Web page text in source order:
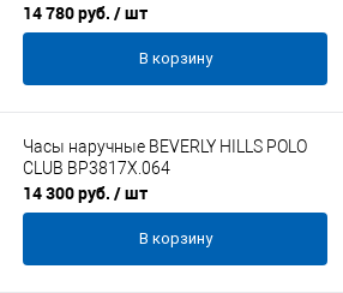
14 780 руб. / шт
В корзину
Часы наручные BEVERLY HILLS POLO
CLUB BP3817X.064
14 300 руб. / шт
В корзину